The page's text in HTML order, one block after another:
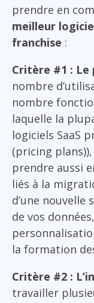
prendre en
meilleur
franchise :
Critère #1 : Le
nombre
nombre
laquelle la
logiciels SaaS
(pricing
prendre aussi
liés à la
d’une nouvelle
de vos
la formation
Critère #2 :
travailler